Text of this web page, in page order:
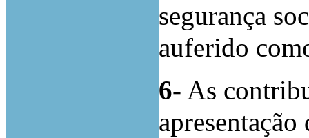
segurança
auferido
6- As